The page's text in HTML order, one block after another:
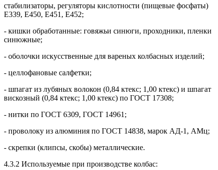
стабилизаторы, регуляторы кислотности (пищевые фосфаты)
Е339, Е450, Е451, Е452;
- кишки обработанные: говяжьи синюги, проходники, пленки
синюжные;
- оболочки искусственные для вареных колбасных изделий;
- целлофановые салфетки;
- шпагат из лубяных волокон (0,84 ктекс; 1,00 ктекс) и шпагат
вискозный (0,84 ктекс; 1,00 ктекс) по ГОСТ 17308;
- нитки по ГОСТ 6309, ГОСТ 14961;
- проволоку из алюминия по ГОСТ 14838, марок АД-1, АМц;
- скрепки (клипсы, скобы) металлические.
4.3.2 Используемые при производстве колбас: